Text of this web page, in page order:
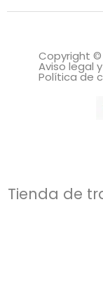
Copyright ©
Aviso legal
Política de
Tienda de